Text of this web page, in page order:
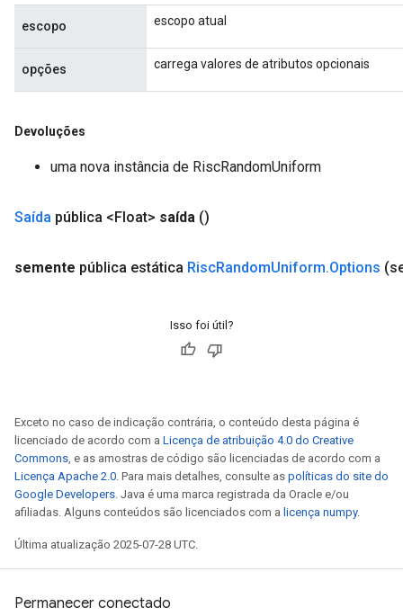
escopo escopo atual
opções carrega valores de atributos opcionais
Devoluções
uma nova instância de RiscRandomUniform
Saída pública <Float> saída ()
semente pública estática RiscRandomUniform.Options
Isso foi útil?
Exceto no caso de indicação contrária, o conteúdo desta página é
licenciado de acordo com a Licença de atribuição 4.0 do Creative
Commons, e as amostras de código são licenciadas de acordo com a
Licença Apache 2.0. Para mais detalhes, consulte as políticas do site do
Google Developers. Java é uma marca registrada da Oracle e/ou
afiliadas. Alguns conteúdos são licenciados com a licença numpy.
Última atualização 2025-07-28 UTC.
Permanecer conectado